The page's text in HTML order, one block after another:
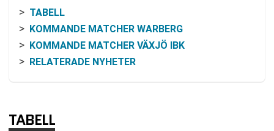
TABELL
KOMMANDE MATCHER WARBERG
KOMMANDE MATCHER VÄXJÖ IBK
RELATERADE NYHETER
TABELL